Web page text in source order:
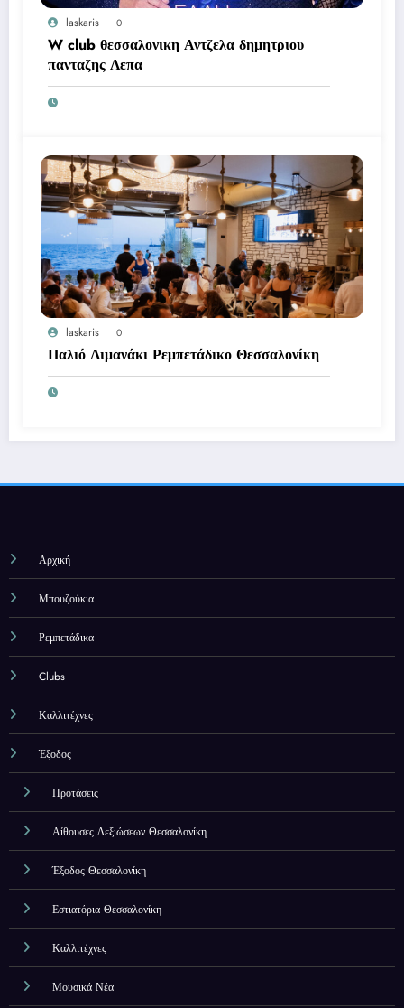
laskaris 0
W club θεσσαλονικη Αντζελα δημητριου
πανταζης Λεπα
laskaris 0
Παλιό Λιμανάκι Ρεμπετάδικο Θεσσαλονίκη
Αρχική
Μπουζούκια
Ρεμπετάδικα
Clubs
Καλλιτέχνες
Έξοδος
Προτάσεις
Αίθουσες Δεξιώσεων Θεσσαλονίκη
Έξοδος Θεσσαλονίκη
Εστιατόρια Θεσσαλονίκη
Καλλιτέχνες
Μουσικά Νέα